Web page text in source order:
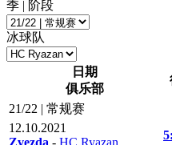
季 | 阶段
冰球队
日期
俱乐部
21/22 | 常规赛
12.10.2021
Zvezda - HC Ryazan